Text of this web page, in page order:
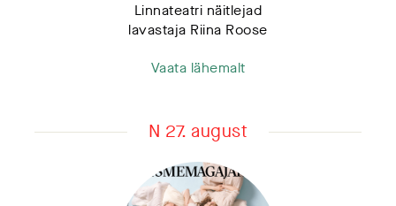
Linnateatri näitlejad
lavastaja Riina Roose
Vaata lähemalt
N 27. august